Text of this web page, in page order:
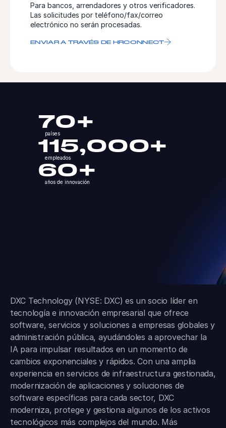
Para bancos, arrendadores y otros verificadores.
Las solicitudes por teléfono/fax/correo
electrónico no serán procesadas.
ENVIAR A TRAVÉS DE HRCONNECT
70+
países
115,000+
empleados
60+
años de innovación
DXC Technology (NYSE: DXC) es un socio líder en
tecnología e innovación empresarial que ofrece
software, servicios y soluciones a empresas globales y
administración pública, ayudándoles a aprovechar la
IA para impulsar resultados en un momento de
cambios exponenciales y rápidos. Con una amplia
experiencia en servicios de infraestructura gestionada,
modernización de aplicaciones y soluciones de
software específicas para cada sector, DXC
moderniza, protege y gestiona algunos de los activos
tecnológicos más complejos del mundo. Más